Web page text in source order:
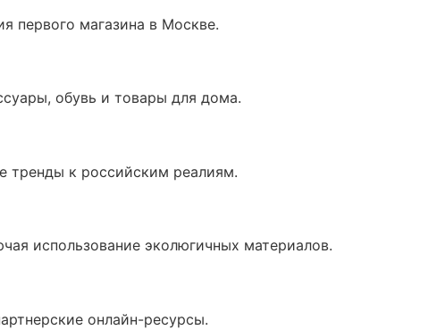
первого магазина в Москве.
обувь и товары для дома.
тренды к российским реалиям.
использование эколюгичных материалов.
онлайн-ресурсы.